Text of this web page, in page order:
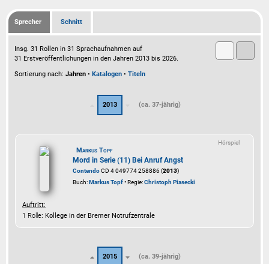
Sprecher Schnitt
Insg. 31 Rollen in 31 Sprachaufnahmen auf
31 Erstveröffentlichungen in den Jahren 2013 bis 2026.
Sortierung nach: Jahren • Katalogen • Titeln
2013 (ca. 37-jährig)
Hörspiel
Markus Topf
Mord in Serie (11) Bei Anruf Angst
ContendoCD 4 049774 258886 (2013)
Buch:Markus Topf• Regie:Christoph Piasecki
Auftritt:
1 Rolle: Kollege in der Bremer Notrufzentrale
2015 (ca. 39-jährig)